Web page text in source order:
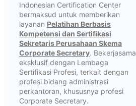
Indonesian Certification Center
bermaksud untuk memberikan
layanan Pelatihan Berbasis
Kompetensi dan Sertifikasi
Sekretaris Perusahaan Skema
Corporate Secretary. Bekerjasama
eksklusif dengan Lembaga
Sertifikasi Profesi, terkait dengan
profesi bidang administrasi
perkantoran, khususnya profesi
Corporate Secretary.